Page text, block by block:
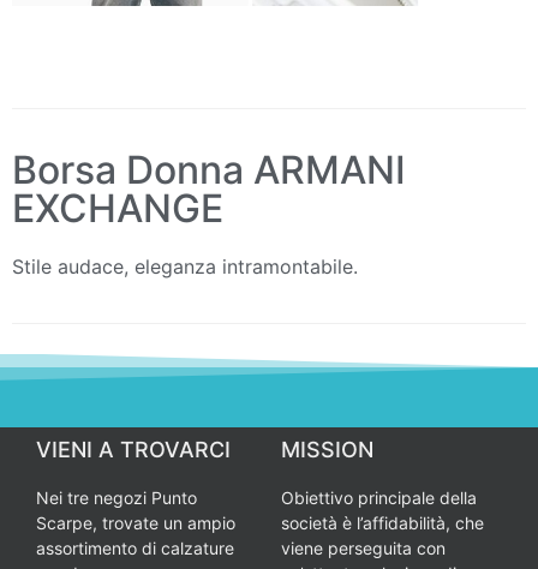
Borsa Donna ARMANI
EXCHANGE
Stile audace, eleganza intramontabile.
VIENI A TROVARCI
Nei tre negozi Punto
Scarpe, trovate un ampio
assortimento di calzature
MISSION
Obiettivo principale della
società è l’affidabilità, che
viene perseguita con